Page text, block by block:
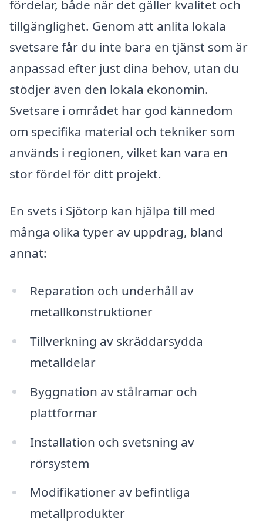
fördelar, både när det gäller kvalitet och
tillgänglighet. Genom att anlita lokala
svetsare får du inte bara en tjänst som är
anpassad efter just dina behov, utan du
stödjer även den lokala ekonomin.
Svetsare i området har god kännedom
om specifika material och tekniker som
används i regionen, vilket kan vara en
stor fördel för ditt projekt.
En svets i Sjötorp kan hjälpa till med
många olika typer av uppdrag, bland
annat:
Reparation och underhåll av
metallkonstruktioner
Tillverkning av skräddarsydda
metalldelar
Byggnation av stålramar och
plattformar
Installation och svetsning av
rörsystem
Modifikationer av befintliga
metallprodukter